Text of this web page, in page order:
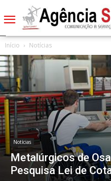
Início Notícias
Notícias
Metalúrgicos de
Pesquisa Lei de